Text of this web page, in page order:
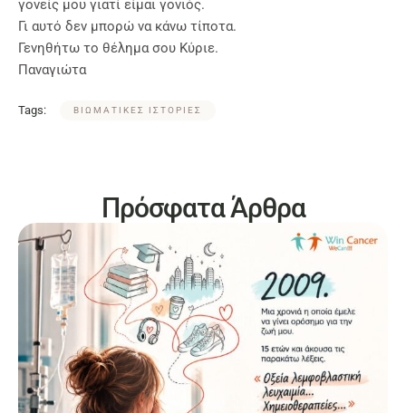
γονείς μου γιατί είμαι γονιός.
Γι αυτό δεν μπορώ να κάνω τίποτα.
Γενηθήτω το θέλημα σου Κύριε.
Παναγιώτα
Tags: ΒΙΩΜΑΤΙΚΕΣ ΙΣΤΟΡΙΕΣ
Πρόσφατα Άρθρα